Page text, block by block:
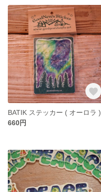
BATIK ステッカー ( オーロラ )
660円